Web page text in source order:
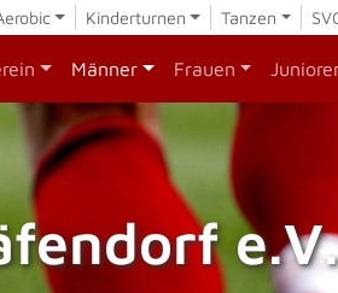
Kinderturnen Tanzen
Männer Frauen
e.V.